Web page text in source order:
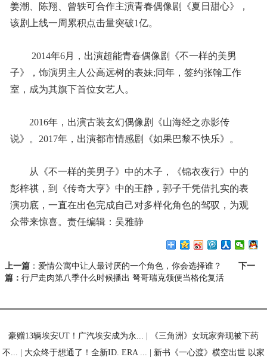
姜潮、陈翔、曾轶可合作主演青春偶像剧《夏日甜心》，
该剧上线一周累积点击量突破1亿。
­ 2014年6月，出演超能青春偶像剧《不一样的美男
子》，饰演男主人公高远树的表妹;同年，签约张翰工作
室，成为其旗下首位女艺人。
­2016年，出演古装玄幻偶像剧《山海经之赤影传
说》。2017年，出演都市情感剧《如果巴黎不快乐》。
­从《不一样的美男子》中的木子，《锦衣夜行》中的
彭梓祺，到《传奇大亨》中的王静，郭子千凭借扎实的表
演功底，一直在出色完成自己对多样化角色的驾驭，为观
众带来惊喜。责任编辑：吴雅静
上一篇 ： 爱情公寓中让人最讨厌的一个角色，你会选择谁？
下一
篇： 行尸走肉第八季什么时候播出 弩哥瑞克领便当格伦复活
豪赠13辆埃安UT！广汽埃安成为永...
《三角洲》女玩家奔现被下药
不...
大众终于想通了！全新ID. ERA ... 新书《一心渡》横空出世 以家